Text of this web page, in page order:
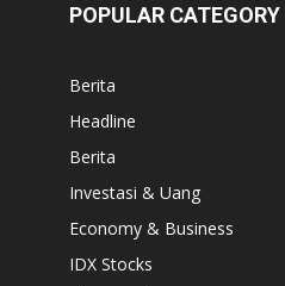
POPULAR CATEGORY
Berita
Headline
Berita
Investasi & Uang
Economy & Business
IDX Stocks